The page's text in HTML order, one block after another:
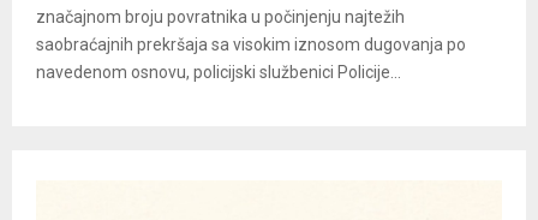
značajnom broju povratnika u počinjenju najtežih
saobraćajnih prekršaja sa visokim iznosom dugovanja po
navedenom osnovu, policijski službenici Policije...